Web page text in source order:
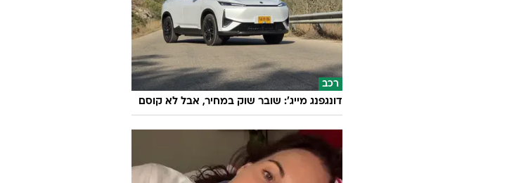
רכב
דונגפנג מייג': שובר שוק במחיר, אבל לא קוסם